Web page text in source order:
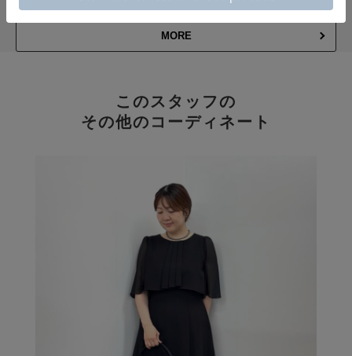
MORE
このスタッフの
その他のコーディネート